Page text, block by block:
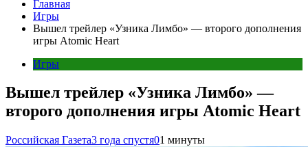
Главная
Игры
Вышел трейлер «Узника Лимбо» — второго дополнения
игры Atomic Heart
Игры
Вышел трейлер «Узника Лимбо» —
второго дополнения игры Atomic Heart
Российская Газета3 года спустя01 минуты